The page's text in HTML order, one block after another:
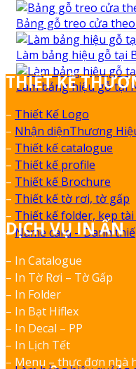
Bảng gỗ treo cửa
Làm bảng hiệu gỗ tại
Làm bảng hiệu gỗ tại
THIẾT KẾ
– Thiết Kế Logo
– Nhận diệnThương
– Thiết kế catalogue
– Thiết kế profile
– Thiết kế Brochure
– Thiết kế tờ rơi, tờ gấp
– Thiết kế folder, kẹp tài
–Name card – Danh
DỊCH VỤ IN ẤN
– In Catalogue
– In Tờ Rơi – Tờ Gấp
– In Folder
– In Bạt Hiflex
– In Decal – PP
– In Lịch Tết
– Menu – thực đơn nhà